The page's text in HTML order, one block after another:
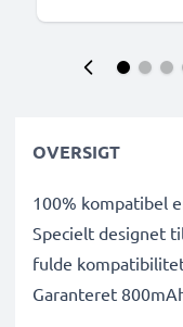
OVERSIGT
100% kompatibel
Specielt designet
fulde
Garanteret